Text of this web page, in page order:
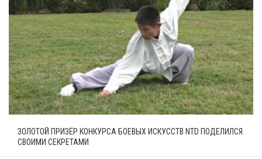
ЗОЛОТОЙ ПРИЗЁР КОНКУРСА БОЕВЫХ ИСКУССТВ NTD ПОДЕЛИЛСЯ
СВОИМИ СЕКРЕТАМИ